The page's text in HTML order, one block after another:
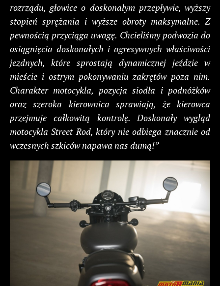
rozrządu, głowice o doskonałym przepływie, wyższy
stopień sprężania i wyższe obroty maksymalne. Z
pewnością przyciąga uwagę. Chcieliśmy podwozia do
osiągnięcia doskonałych i agresywnych właściwości
jezdnych, które sprostają dynamicznej jeździe w
mieście i ostrym pokonywaniu zakrętów poza nim.
Charakter motocykla, pozycja siodła i podnóżków
oraz szeroka kierownica sprawiają, że kierowca
przejmuje całkowitą kontrolę. Doskonały wygląd
motocykla Street Rod, który nie odbiega znacznie od
wczesnych szkiców napawa nas dumą!”